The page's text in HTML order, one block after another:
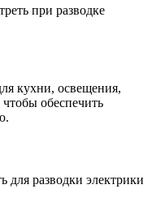
при разводке
кухни, освещения,
обеспечить
для разводки электрики